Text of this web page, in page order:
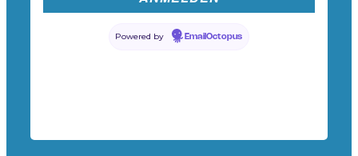
Powered by EmailOctopus